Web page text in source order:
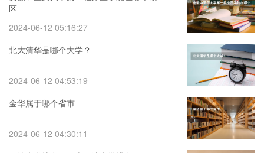
区
2024-06-12 05:16:27
北大清华是哪个大学？
2024-06-12 04:53:19
金华属于哪个省市
2024-06-12 04:30:11